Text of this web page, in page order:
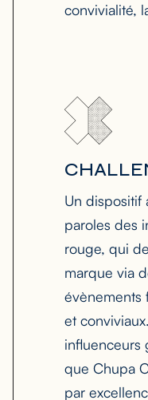
convivialité,
Un dispositif
paroles des
rouge, qui
marque via
évènements
et
influenceurs
que Chupa
par